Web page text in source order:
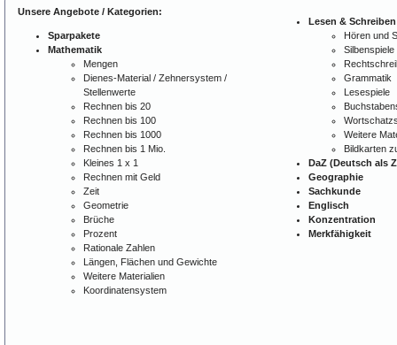
Unsere Angebote / Kategorien:
Sparpakete
Mathematik
Mengen
Dienes-Material / Zehnersystem /
Stellenwerte
Rechnen bis 20
Rechnen bis 100
Rechnen bis 1000
Rechnen bis 1 Mio.
Kleines 1 x 1
Rechnen mit Geld
Zeit
Geometrie
Brüche
Prozent
Rationale Zahlen
Längen, Flächen und Gewichte
Weitere Materialien
Koordinatensystem
Lesen & Schreiben
Hören und
Silbenspiele
Grammatik
Lesespiele
Weitere
Bildkarten
DaZ (Deutsch als
Geographie
Sachkunde
Englisch
Konzentration
Merkfähigkeit